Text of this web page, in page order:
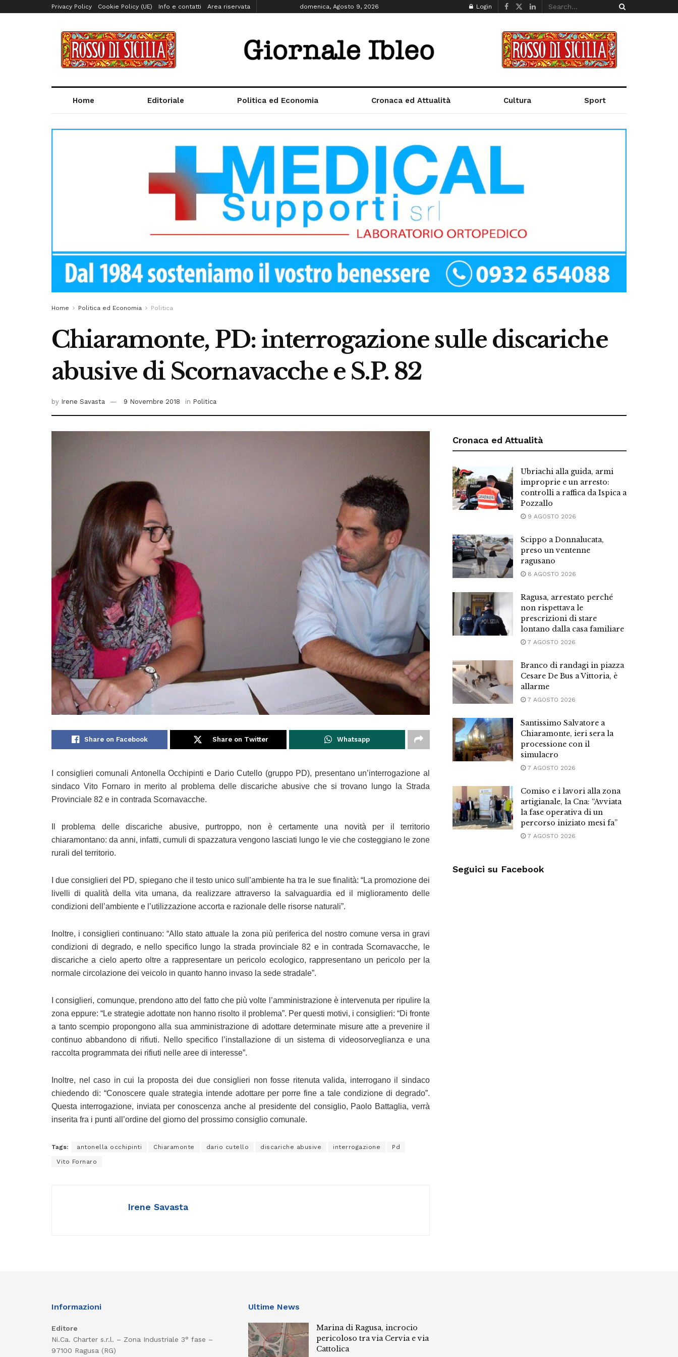
Privacy Policy Cookie Policy (UE) Info e contatti Area riservata domenica, Agosto 9, 2026 Login
Home Editoriale Politica ed Economia Cronaca ed Attualità Cultura Sport
Home Politica ed Economia Politica
Chiaramonte, PD: interrogazione sulle discariche
abusive di Scornavacche e S.P. 82
by Irene Savasta 9 Novembre 2018 in Politica
Share on Facebook Share on Twitter Whatsapp
I consiglieri comunali Antonella Occhipinti e Dario Cutello (gruppo PD), presentano un’interrogazione al
sindaco Vito Fornaro in merito al problema delle discariche abusive che si trovano lungo la Strada
Provinciale 82 e in contrada Scornavacche.
Il problema delle discariche abusive, purtroppo, non è certamente una novità per il territorio
chiaramontano: da anni, infatti, cumuli di spazzatura vengono lasciati lungo le vie che costeggiano le zone
rurali del territorio.
I due consiglieri del PD, spiegano che il testo unico sull’ambiente ha tra le sue finalità: “La promozione dei
livelli di qualità della vita umana, da realizzare attraverso la salvaguardia ed il miglioramento delle
condizioni dell’ambiente e l’utilizzazione accorta e razionale delle risorse naturali”.
Inoltre, i consiglieri continuano: “Allo stato attuale la zona più periferica del nostro comune versa in gravi
condizioni di degrado, e nello specifico lungo la strada provinciale 82 e in contrada Scornavacche, le
discariche a cielo aperto oltre a rappresentare un pericolo ecologico, rappresentano un pericolo per la
normale circolazione dei veicolo in quanto hanno invaso la sede stradale”.
I consiglieri, comunque, prendono atto del fatto che più volte l’amministrazione è intervenuta per ripulire la
zona eppure: “Le strategie adottate non hanno risolto il problema”. Per questi motivi, i consiglieri: “Di fronte
a tanto scempio propongono alla sua amministrazione di adottare determinate misure atte a prevenire il
continuo abbandono di rifiuti. Nello specifico l’installazione di un sistema di videosorveglianza e una
raccolta programmata dei rifiuti nelle aree di interesse”.
Inoltre, nel caso in cui la proposta dei due consiglieri non fosse ritenuta valida, interrogano il sindaco
chiedendo di: “Conoscere quale strategia intende adottare per porre fine a tale condizione di degrado”.
Questa interrogazione, inviata per conoscenza anche al presidente del consiglio, Paolo Battaglia, verrà
inserita fra i punti all’ordine del giorno del prossimo consiglio comunale.
Tags: antonella occhipinti Chiaramonte dario cutello discariche abusive interrogazione Pd
Vito Fornaro
Irene Savasta
Cronaca ed Attualità
Ubriachi alla guida, armi
improprie e un arresto:
controlli a raffica da Ispica a
Pozzallo
9 AGOSTO 2026
Scippo a Donnalucata,
preso un ventenne
ragusano
8 AGOSTO 2026
Ragusa, arrestato perché
non rispettava le
prescrizioni di stare
lontano dalla casa familiare
7 AGOSTO 2026
Branco di randagi in piazza
Cesare De Bus a Vittoria, è
allarme
7 AGOSTO 2026
Santissimo Salvatore a
Chiaramonte, ieri sera la
processione con il
simulacro
7 AGOSTO 2026
Comiso e i lavori alla zona
artigianale, la Cna: “Avviata
la fase operativa di un
percorso iniziato mesi fa”
7 AGOSTO 2026
Seguici su Facebook
Informazioni
Editore
Ni.Ca. Charter s.r.l. – Zona Industriale 3° fase –
97100 Ragusa (RG)
Ultime News
Marina di Ragusa, incrocio
pericoloso tra via Cervia e via
Cattolica